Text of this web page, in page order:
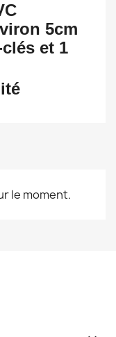
5cm
et 1
le moment.